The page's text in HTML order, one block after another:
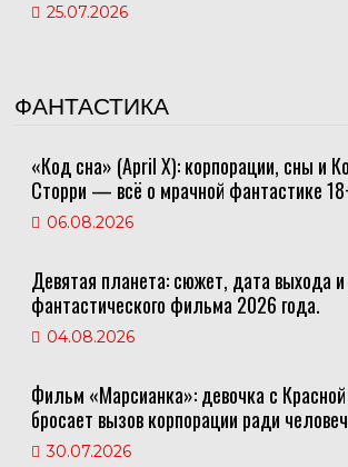
25.07.2026
ФАНТАСТИКА
«Код сна» (April X): корпорации, сны и
Сторри — всё о мрачной фантастике
06.08.2026
Девятая планета: сюжет, дата выхода
фантастического фильма 2026 года.
04.08.2026
Фильм «Марсианка»: девочка с
бросает вызов корпорации ради
30.07.2026